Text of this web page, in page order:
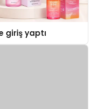
giriş yaptı